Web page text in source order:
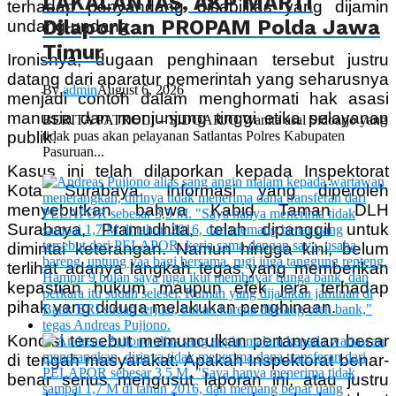
terhadap penyandang disabilitas yang dijamin
undang-undang.
Ironisnya, dugaan penghinaan tersebut justru
datang dari aparatur pemerintah yang seharusnya
menjadi contoh dalam menghormati hak asasi
manusia dan menjunjung tinggi etika pelayanan
publik.
Kasus ini telah dilaporkan kepada Inspektorat
Kota Surabaya. Informasi yang diperoleh
menyebutkan bahwa Kabid Taman DLH
Surabaya, Pramudhita, telah dipanggil untuk
dimintai keterangan. Namun hingga kini, belum
terlihat adanya langkah tegas yang memberikan
kepastian hukum maupun efek jera terhadap
pihak yang diduga melakukan penghinaan.
Kondisi tersebut memunculkan pertanyaan besar
di tengah masyarakat. Apakah Inspektorat benar-
benar serius mengusut laporan ini, atau justru
Dilaporkan PROPAM Polda Jawa
Timur
ByadminAugust 6, 2026
BERITA PATROLI – SIDOARJO Wanita asal Sidoarjo yang
tidak puas akan pelayanan Satlantas Polres Kabupaten
Pasuruan...